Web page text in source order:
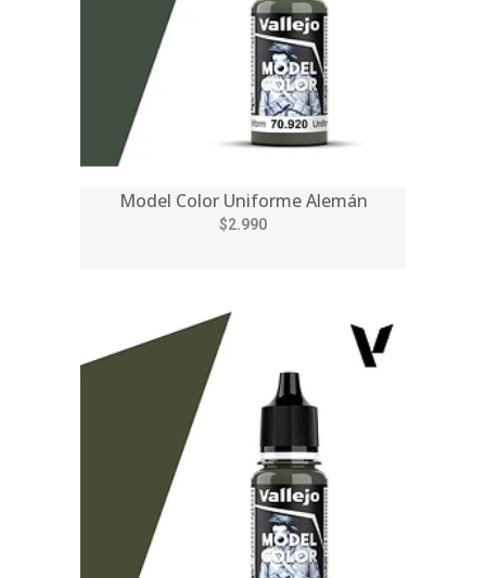
Model Color Uniforme Alemán
$2.990